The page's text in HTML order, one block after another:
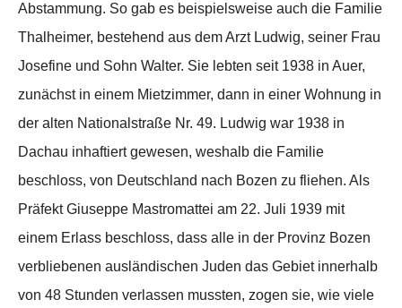
Abstammung. So gab es beispielsweise auch die Familie
Thalheimer, bestehend aus dem Arzt Ludwig, seiner Frau
Josefine und Sohn Walter. Sie lebten seit 1938 in Auer,
zunächst in einem Mietzimmer, dann in einer Wohnung in
der alten Nationalstraße Nr. 49. Ludwig war 1938 in
Dachau inhaftiert gewesen, weshalb die Familie
beschloss, von Deutschland nach Bozen zu fliehen. Als
Präfekt Giuseppe Mastromattei am 22. Juli 1939 mit
einem Erlass beschloss, dass alle in der Provinz Bozen
verbliebenen ausländischen Juden das Gebiet innerhalb
von 48 Stunden verlassen mussten, zogen sie, wie viele